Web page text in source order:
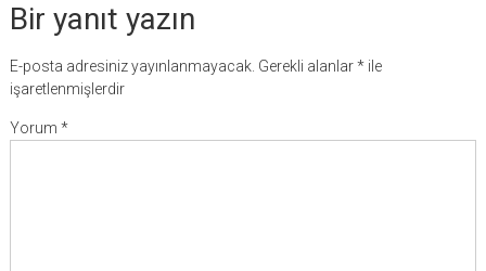
Bir yanıt yazın
E-posta adresiniz yayınlanmayacak. Gerekli alanlar*ile
işaretlenmişlerdir
Yorum *